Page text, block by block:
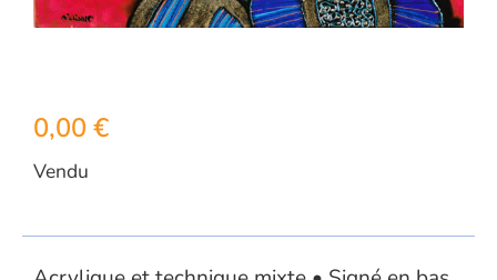
0,00 €
Vendu